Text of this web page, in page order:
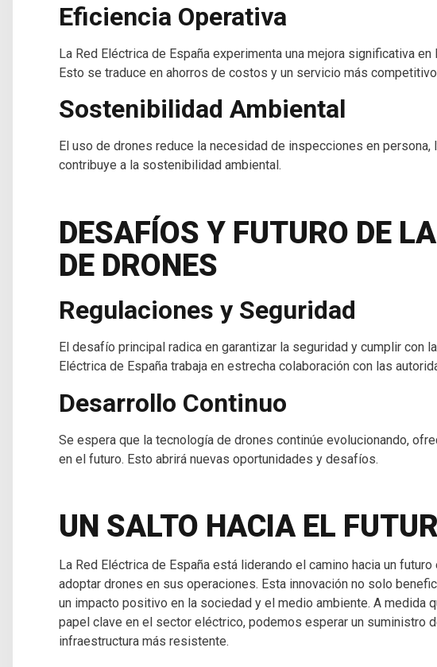
Eficiencia Operativa
La Red Eléctrica de España experimenta una mejora significativa
Esto se traduce en ahorros de costos y un servicio más
Sostenibilidad Ambiental
El uso de drones reduce la necesidad de inspecciones en
contribuye a la sostenibilidad ambiental.
DESAFÍOS Y FUTURO DE
DE DRONES
Regulaciones y Seguridad
El desafío principal radica en garantizar la seguridad y cumplir con
Eléctrica de España trabaja en estrecha colaboración con las
Desarrollo Continuo
Se espera que la tecnología de drones continúe evolucionando,
en el futuro. Esto abrirá nuevas oportunidades y desafíos.
UN SALTO HACIA EL
La Red Eléctrica de España está liderando el camino hacia un
adoptar drones en sus operaciones. Esta innovación no solo
un impacto positivo en la sociedad y el medio ambiente. A medida
papel clave en el sector eléctrico, podemos esperar un suministro
infraestructura más resistente.